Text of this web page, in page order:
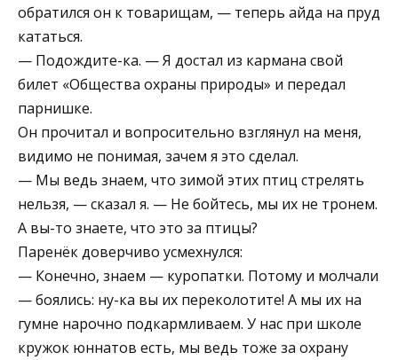
обратился он к товарищам, — теперь айда на пруд
кататься.
— Подождите-ка. — Я достал из кармана свой
билет «Общества охраны природы» и передал
парнишке.
Он прочитал и вопросительно взглянул на меня,
видимо не понимая, зачем я это сделал.
— Мы ведь знаем, что зимой этих птиц стрелять
нельзя, — сказал я. — Не бойтесь, мы их не тронем.
А вы-то знаете, что это за птицы?
Паренёк доверчиво усмехнулся:
— Конечно, знаем — куропатки. Потому и молчали
— боялись: ну-ка вы их переколотите! А мы их на
гумне нарочно подкармливаем. У нас при школе
кружок юннатов есть, мы ведь тоже за охрану